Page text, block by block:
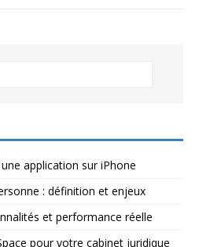
application sur iPhone
: définition et enjeux
et performance réelle
pour votre cabinet juridique